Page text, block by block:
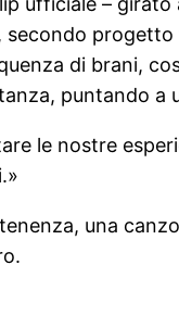
secondo
di brani,
puntando a
le nostre
una